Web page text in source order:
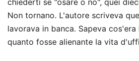
chiederti se "osare o no", quei
Non tornano. L'autore scriveva
lavorava in banca. Sapeva cos'era
quanto fosse alienante la vita